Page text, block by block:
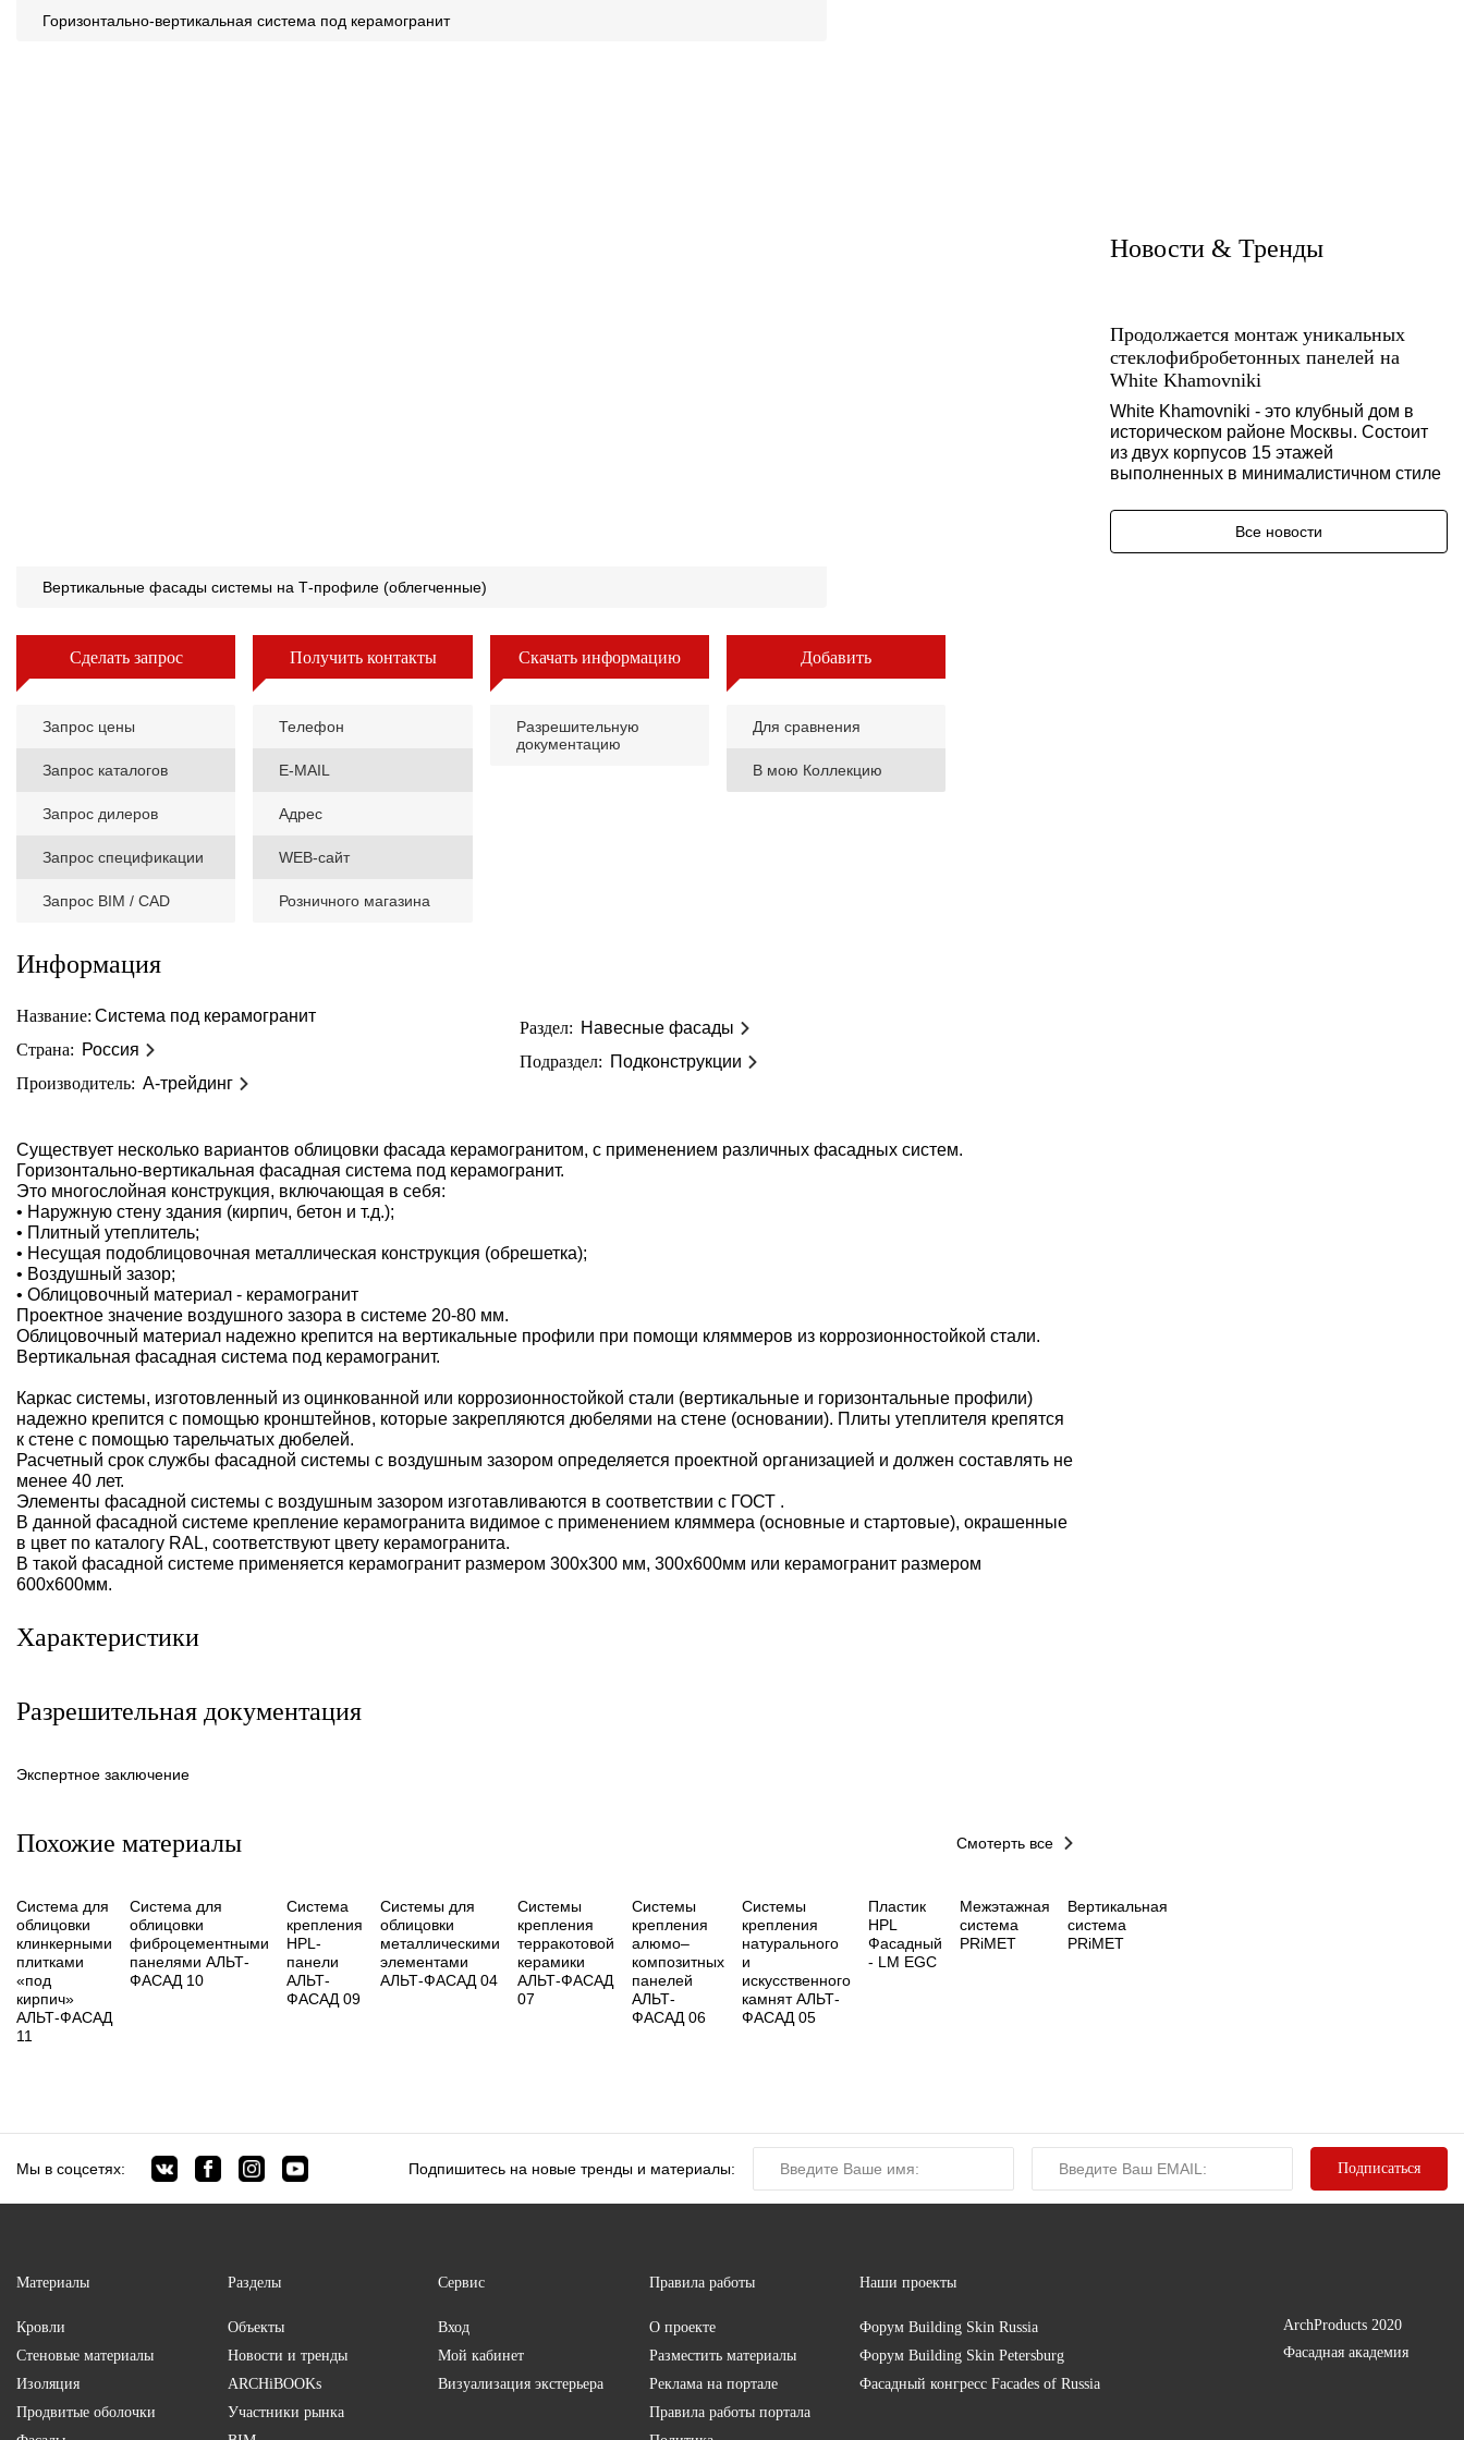
Горизонтально-вертикальная система под керамогранит
Вертикальные фасады системы на Т-профиле (облегченные)
Сделать запрос
Запрос цены
Запрос каталогов
Запрос дилеров
Запрос спецификации
Запрос BIM / CAD
Получить контакты
Телефон
E-MAIL
Адрес
WEB-сайт
Розничного магазина
Скачать информацию
Разрешительную
документацию
Добавить
Для сравнения
В мою Коллекцию
Информация
Название: Система под керамогранит
Страна: Россия
Производитель: А-трейдинг
Раздел: Навесные фасады
Подраздел: Подконструкции
Существует несколько вариантов облицовки фасада керамогранитом, с применением различных фасадных систем.
Горизонтально-вертикальная фасадная система под керамогранит.
Это многослойная конструкция, включающая в себя:
• Наружную стену здания (кирпич, бетон и т.д.);
• Плитный утеплитель;
• Несущая подоблицовочная металлическая конструкция (обрешетка);
• Воздушный зазор;
• Облицовочный материал - керамогранит
Проектное значение воздушного зазора в системе 20-80 мм.
Облицовочный материал надежно крепится на вертикальные профили при помощи кляммеров из коррозионностойкой стали.
Вертикальная фасадная система под керамогранит.
Каркас системы, изготовленный из оцинкованной или коррозионностойкой стали (вертикальные и горизонтальные профили)
надежно крепится с помощью кронштейнов, которые закрепляются дюбелями на стене (основании). Плиты утеплителя крепятся
к стене с помощью тарельчатых дюбелей.
Расчетный срок службы фасадной системы с воздушным зазором определяется проектной организацией и должен составлять не
менее 40 лет.
Элементы фасадной системы с воздушным зазором изготавливаются в соответствии с ГОСТ .
В данной фасадной системе крепление керамогранита видимое с применением кляммера (основные и стартовые), окрашенные
в цвет по каталогу RAL, соответствуют цвету керамогранита.
В такой фасадной системе применяется керамогранит размером 300х300 мм, 300х600мм или керамогранит размером
600х600мм.
Характеристики
Разрешительная документация
Экспертное заключение
Похожие материалы Смотерть все
Система для
облицовки
клинкерными
плитками
«под
кирпич»
АЛЬТ-ФАСАД
11
Система для
облицовки
фиброцементными
панелями АЛЬТ-
ФАСАД 10
Система
крепления
HPL-
панели
АЛЬТ-
ФАСАД 09
Системы для
облицовки
металлическими
элементами
АЛЬТ-ФАСАД 04
Системы
крепления
терракотовой
керамики
АЛЬТ-ФАСАД
07
Cистемы
крепления
алюмо–
композитных
панелей
АЛЬТ-
ФАСАД 06
Системы
крепления
натурального
и
искусственного
камнят АЛЬТ-
ФАСАД 05
Пластик
HPL
Фасадный
- LM EGC
Межэтажная
система
PRiMET
Вертикальная
система
PRiMET
Новости & Тренды
Продолжается монтаж уникальных
стеклофибробетонных панелей на
White Khamovniki
White Khamovniki - это клубный дом в
историческом районе Москвы. Состоит
из двух корпусов 15 этажей
выполненных в минималистичном стиле
Все новости
Мы в соцсетях: Подпишитесь на новые тренды и материалы:
Материалы
Кровли
Стеновые материалы
Изоляция
Продвитые оболочки
Разделы
Объекты
Новости и тренды
ARCHiBOOKs
Участники рынка
Сервис
Вход
Мой кабинет
Визуализация экстерьера
Правила работы
О проекте
Разместить материалы
Реклама на портале
Правила работы портала
Наши проекты
ФорумBuilding Skin Russia
ФорумBuilding Skin Petersburg
Фасадный конгрессFacades of Russia
ArchProducts 2020
Фасадная академия